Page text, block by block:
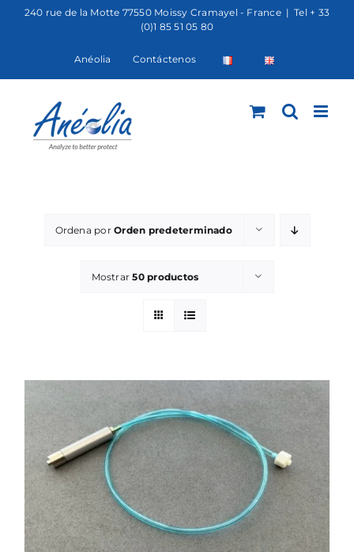
Saltar240 rue de la Motte 77550 Moissy Cramayel - France | Tel + 33
(0)1 85 51 05 80
Anéolia Contáctenos
Ordena porOrden predeterminado
Mostrar50 productos